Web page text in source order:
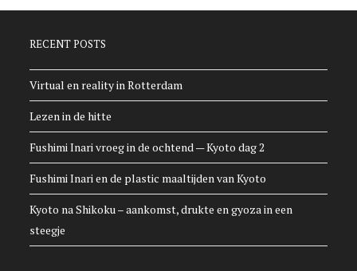
RECENT POSTS
Virtual en reality in Rotterdam
Lezen in de hitte
Fushimi Inari vroeg in de ochtend — Kyoto dag 2
Fushimi Inari en de plastic maaltijden van Kyoto
Kyoto na Shikoku – aankomst, drukte en gyoza in een
steegje